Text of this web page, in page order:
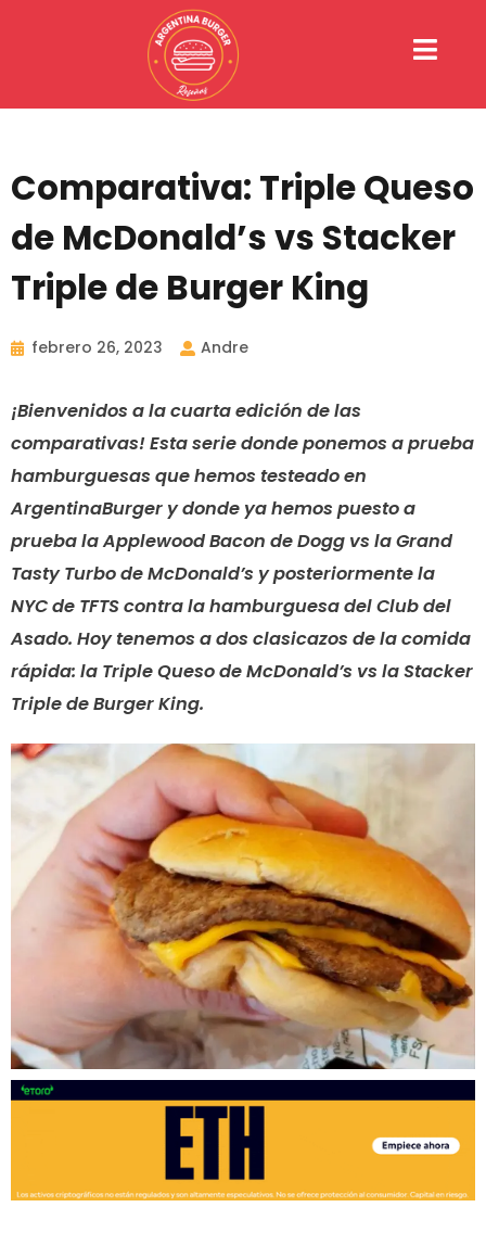
Comparativa: Triple Queso
de McDonald’s vs Stacker
Triple de Burger King
febrero 26, 2023 Andre
¡Bienvenidos a la cuarta edición de las
comparativas! Esta serie donde ponemos a prueba
hamburguesas que hemos testeado en
ArgentinaBurger y donde ya hemos puesto a
prueba la Applewood Bacon de Dogg vs la Grand
Tasty Turbo de McDonald’s y posteriormente la
NYC de TFTS contra la hamburguesa del Club del
Asado. Hoy tenemos a dos clasicazos de la comida
rápida: la Triple Queso de McDonald’s vs la Stacker
Triple de Burger King.